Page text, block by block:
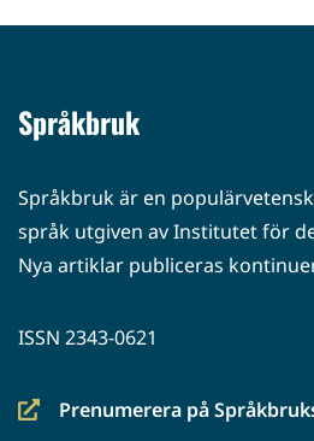
Språkbruk
Språkbruk är en
språk utgiven av Institutet för
Nya artiklar publiceras
ISSN 2343-0621
Prenumerera på
(siirryt